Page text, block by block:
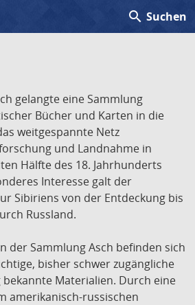
search Suchen
gelangte eine Sammlung
Bücher und Karten in die
weitgespannte Netz
und Landnahme in
Hälfte des 18. Jahrhunderts
Interesse galt der
Sibiriens von der Entdeckung bis
Russland.
der Sammlung Asch befinden sich
bisher schwer zugängliche
Materialien. Durch eine
amerikanisch-russischen